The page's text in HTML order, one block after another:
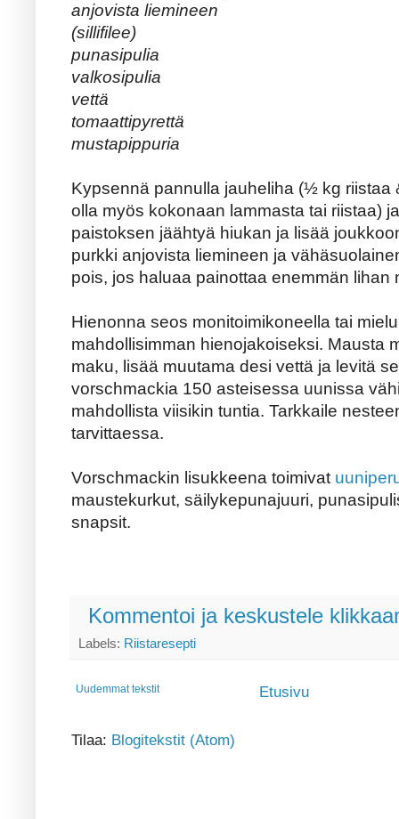
anjovista liemineen
(sillifilee)
punasipulia
valkosipulia
vettä
tomaattipyrettä
mustapippuria
Kypsennä pannulla jauheliha (½ kg
olla myös kokonaan lammasta tai riistaa)
paistoksen jäähtyä hiukan ja lisää
purkki anjovista liemineen ja
pois, jos haluaa painottaa enemmän lihan
Hienonna seos monitoimikoneella tai
mahdollisimman hienojakoiseksi. Mausta
maku, lisää muutama desi vettä ja levitä
vorschmackia 150 asteisessa uunissa
mahdollista viisikin tuntia. Tarkkaile
tarvittaessa.
Vorschmackin lisukkeena toimivat
maustekurkut, säilykepunajuuri,
snapsit.
Kommentoi ja keskustele
Labels: Riistaresepti
Uudemmat tekstit Etusivu
Tilaa: Blogitekstit (Atom)